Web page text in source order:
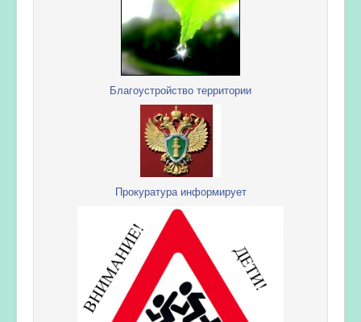
Благоустройство территории
Прокуратура информирует